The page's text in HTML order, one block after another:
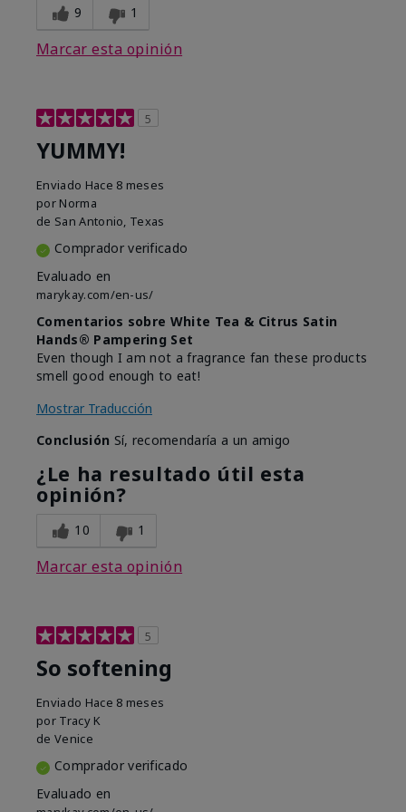
9 1
Marcar esta opinión
5
YUMMY!
Enviado Hace 8 meses
por Norma
de San Antonio, Texas
Comprador verificado
Evaluado en
marykay.com/en-us/
Comentarios sobre White Tea & Citrus Satin
Hands® Pampering Set
Even though I am not a fragrance fan these products
smell good enough to eat!
Mostrar Traducción
Conclusión Sí, recomendaría a un amigo
¿Le ha resultado útil esta
opinión?
10 1
Marcar esta opinión
5
So softening
Enviado Hace 8 meses
por Tracy K
de Venice
Comprador verificado
Evaluado en